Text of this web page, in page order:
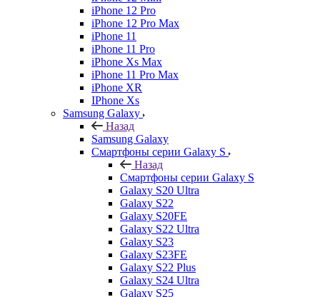
iPhone 12 Pro
iPhone 12 Pro Max
iPhone 11
iPhone 11 Pro
iPhone Xs Max
iPhone 11 Pro Max
iPhone XR
IPhone Xs
Samsung Galaxy
Назад
Samsung Galaxy
Смартфоны серии Galaxy S
Назад
Смартфоны серии Galaxy S
Galaxy S20 Ultra
Galaxy S22
Galaxy S20FE
Galaxy S22 Ultra
Galaxy S23
Galaxy S23FE
Galaxy S22 Plus
Galaxy S24 Ultra
Galaxy S25